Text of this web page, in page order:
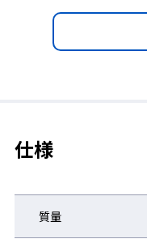
を有する呼吸用
適切に装着され
使用においても1年
必要です。
労働省告示第286号)
仕様
質量